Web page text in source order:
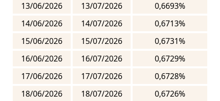
13/06/2026
13/07/2026
0,6693%
14/06/2026
14/07/2026
0,6713%
15/06/2026
15/07/2026
0,6731%
16/06/2026
16/07/2026
0,6729%
17/06/2026
17/07/2026
0,6728%
18/06/2026
18/07/2026
0,6726%